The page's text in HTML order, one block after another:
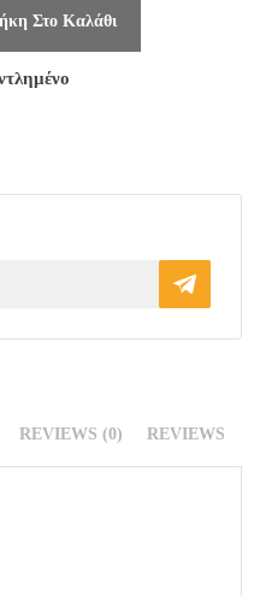
Στο Καλάθι
REVIEWS (0) REVIEWS